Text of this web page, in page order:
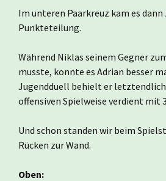
Im unteren Paarkreuz kam es dann
Punkteteilung.
Während Niklas seinem Gegner
musste, konnte es Adrian besser
Jugendduell behielt er
offensiven Spielweise verdient mit
Und schon standen wir beim
Rücken zur Wand.
Oben: